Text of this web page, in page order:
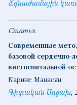
Ճգնաժամային
Статья
Современные
базовой сердечно-
внегоспитальной
Карине Манасян
Գիտական Արցախ